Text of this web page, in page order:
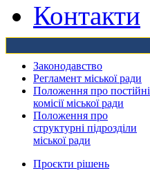
Контакти
Законодавство
Регламент міської ради
Положення про постійні
комісії міської ради
Положення про
структурні підрозділи
міської ради
Проєкти рішень